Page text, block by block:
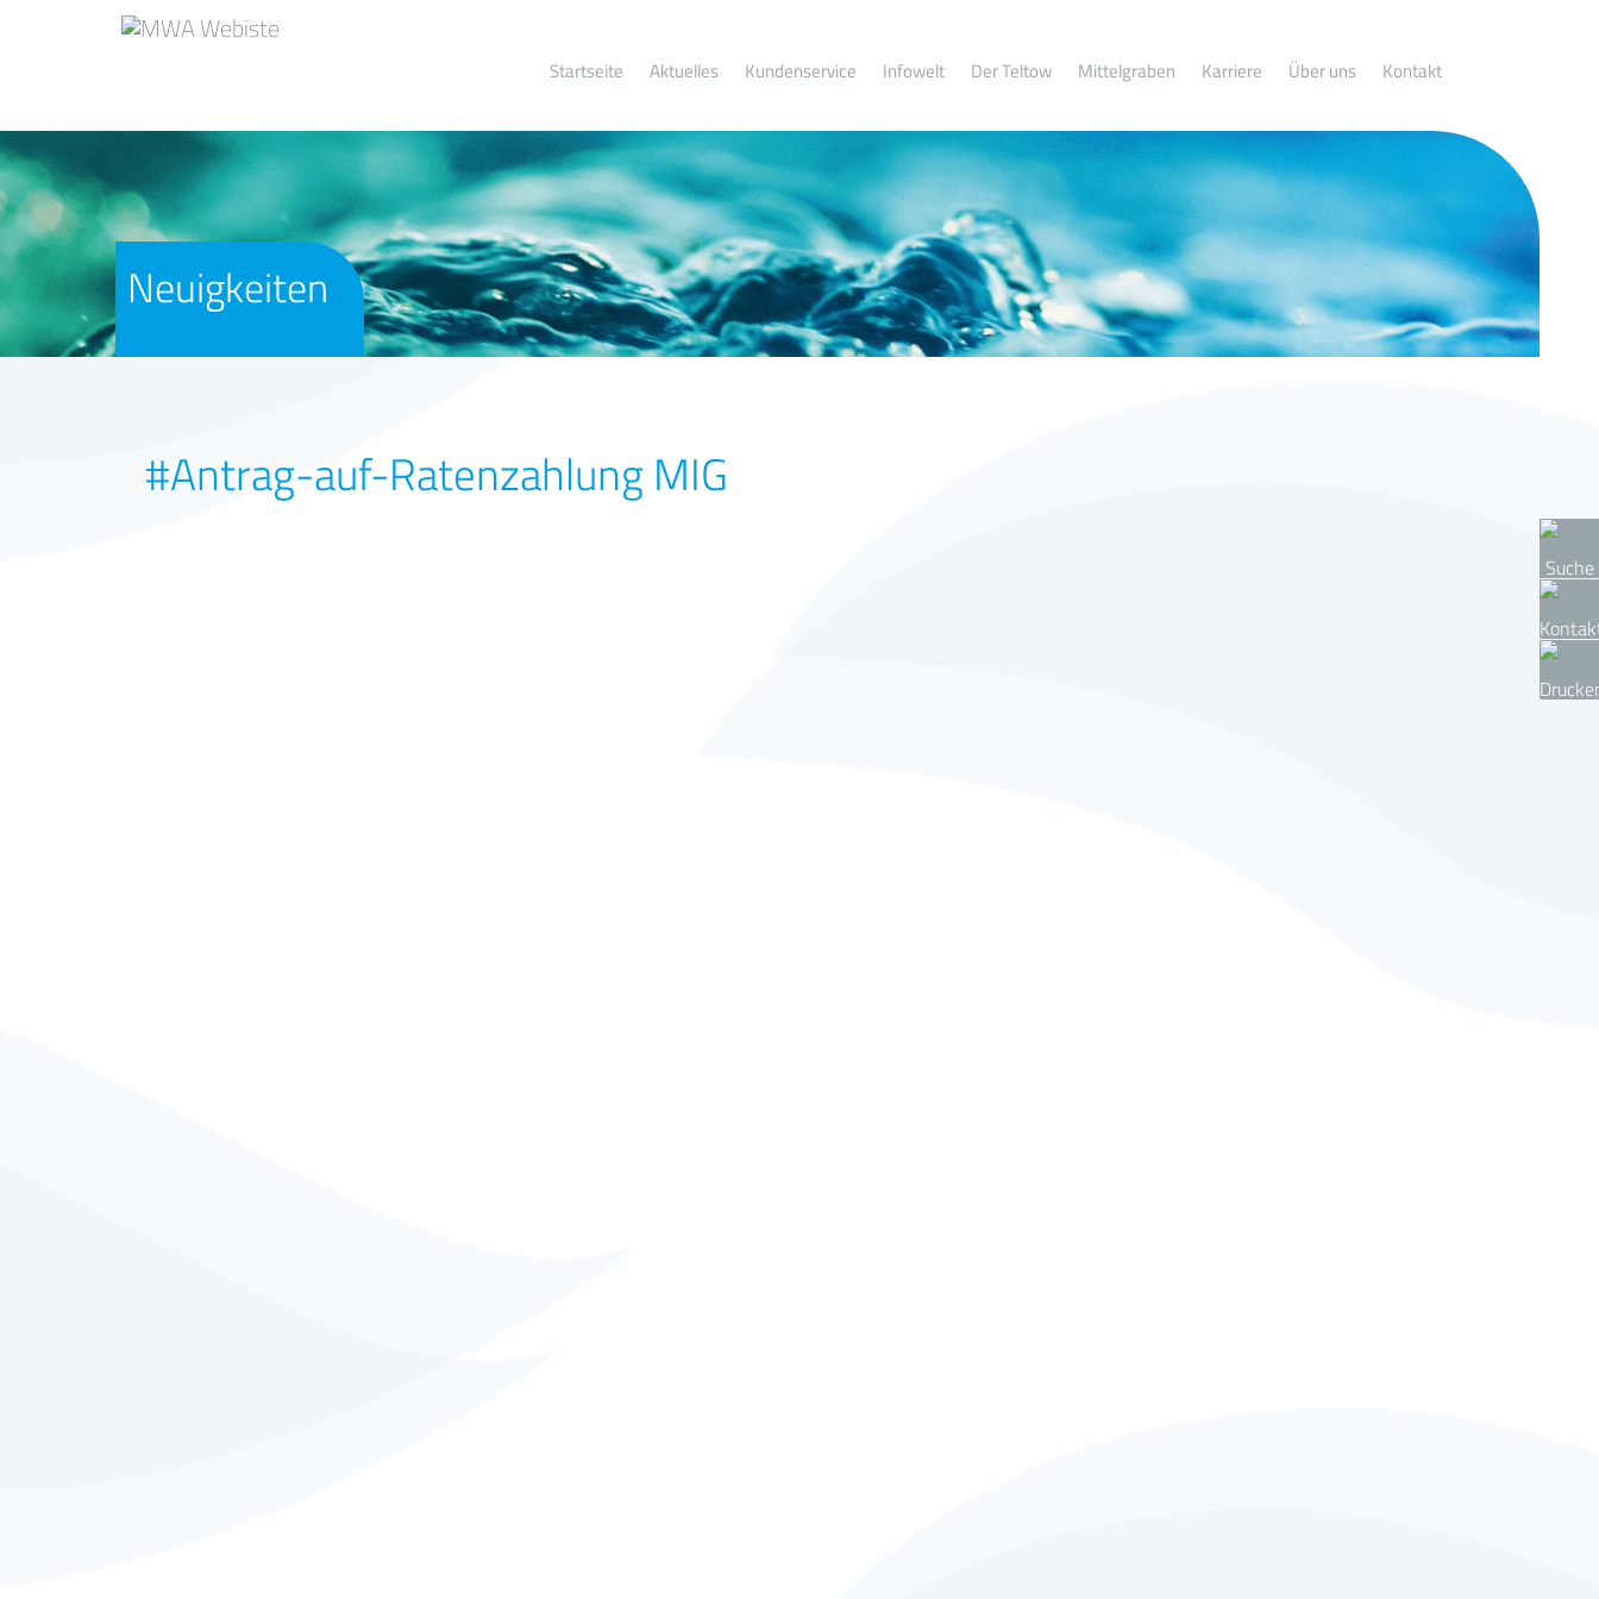
Startseite Aktuelles Kundenservice Infowelt Der Teltow Mittelgraben Karriere Über uns Kontakt
Neuigkeiten
#Antrag-auf-Ratenzahlung MIG